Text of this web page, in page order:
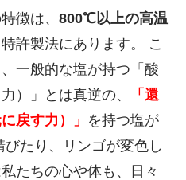
徴は、 800℃以上の高温
許製法にあります。 こ
一般的な塩が持つ「酸
）」とは真逆の、
「還
戻す力）」 を持つ塩が
たり、リンゴが変色し
たちの心や体も、日々